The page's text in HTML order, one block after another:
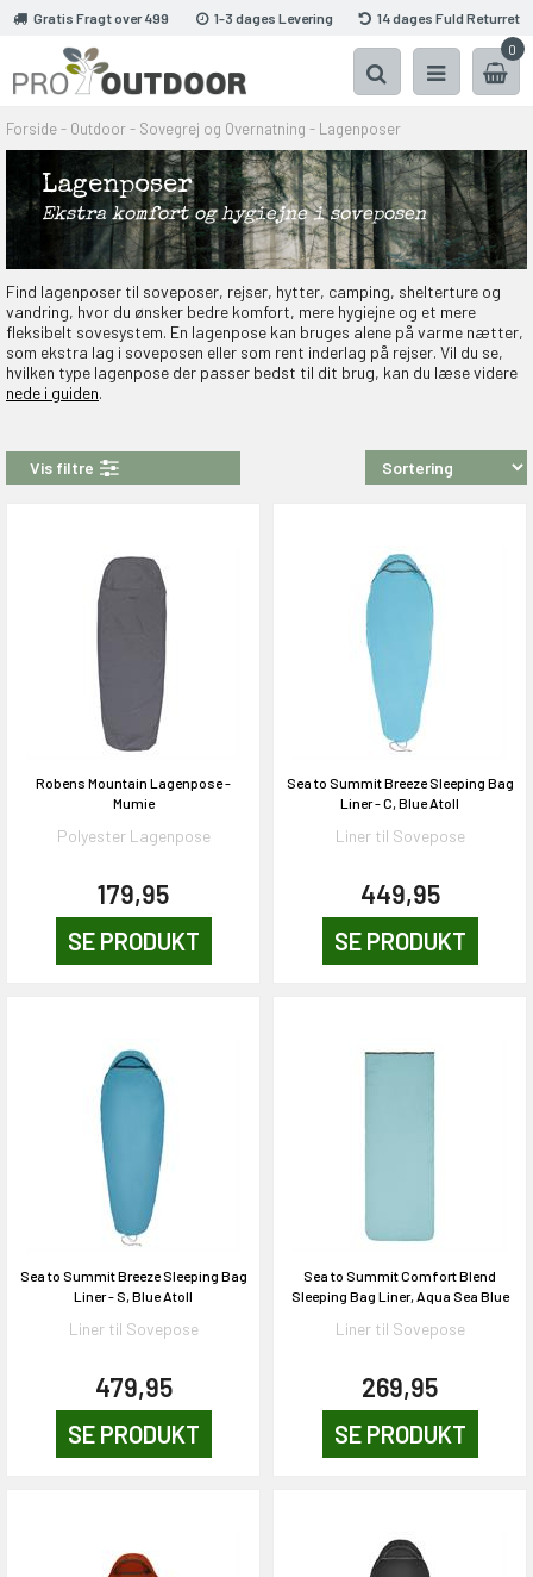
Gratis Fragt over 499 1-3 dages Levering
14 dages Fuld Returret
0
Forside- Outdoor- Sovegrej og Overnatning - Lagenposer
Lagenposer
Ekstra komfort og hygiejne i soveposen
Find lagenposer til soveposer, rejser, hytter, camping, shelterture og
vandring, hvor du ønsker bedre komfort, mere hygiejne og et mere
fleksibelt sovesystem. En lagenpose kan bruges alene på varme nætter,
som ekstra lag i soveposen eller som rent inderlag på rejser. Vil du se,
hvilken type lagenpose der passer bedst til dit brug, kan du læse videre
nede i guiden.
Vis filtre
Robens Mountain Lagenpose -
Mumie
Polyester Lagenpose
179,95
SE PRODUKT
Sea to Summit Breeze Sleeping Bag
Liner - C, Blue Atoll
Liner til Sovepose
449,95
SE PRODUKT
Sea to Summit Breeze Sleeping Bag
Liner - S, Blue Atoll
Liner til Sovepose
479,95
SE PRODUKT
Sea to Summit Comfort Blend
Sleeping Bag Liner, Aqua Sea Blue
Liner til Sovepose
269,95
SE PRODUKT